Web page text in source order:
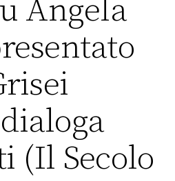
Angela
(Il Secolo